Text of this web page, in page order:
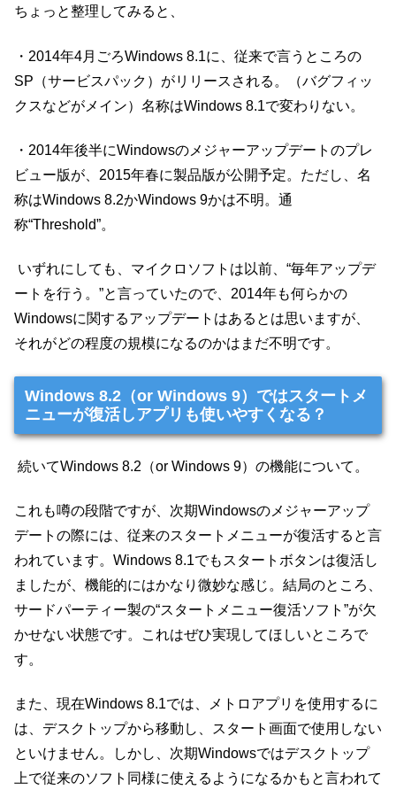
ちょっと整理してみると、
・2014年4月ごろWindows 8.1に、従来で言うところの
SP（サービスパック）がリリースされる。（バグフィッ
クスなどがメイン）名称はWindows 8.1で変わりない。
・2014年後半にWindowsのメジャーアップデートのプレ
ビュー版が、2015年春に製品版が公開予定。ただし、名
称はWindows 8.2かWindows 9かは不明。通
称“Threshold”。
いずれにしても、マイクロソフトは以前、“毎年アップデ
ートを行う。”と言っていたので、2014年も何らかの
Windowsに関するアップデートはあるとは思いますが、
それがどの程度の規模になるのかはまだ不明です。
Windows 8.2（or Windows 9）ではスタートメ
ニューが復活しアプリも使いやすくなる？
続いてWindows 8.2（or Windows 9）の機能について。
これも噂の段階ですが、次期Windowsのメジャーアップ
デートの際には、従来のスタートメニューが復活すると言
われています。Windows 8.1でもスタートボタンは復活し
ましたが、機能的にはかなり微妙な感じ。結局のところ、
サードパーティー製の“スタートメニュー復活ソフト”が欠
かせない状態です。これはぜひ実現してほしいところで
す。
また、現在Windows 8.1では、メトロアプリを使用するに
は、デスクトップから移動し、スタート画面で使用しない
といけません。しかし、次期Windowsではデスクトップ
上で従来のソフト同様に使えるようになるかもと言われて